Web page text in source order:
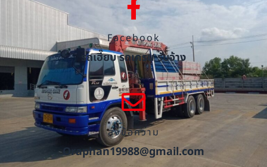
Facebook
รถเฮี๊ยบ รถเครน รับจ้าง
ส่งข้อความ
Oraphan19988@gmail.com